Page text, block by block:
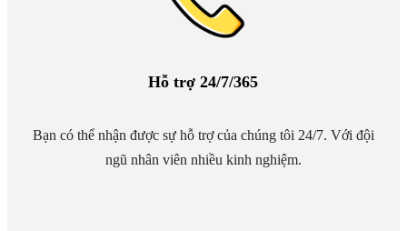
Hỗ trợ 24/7/365
Bạn có thể nhận được sự hỗ trợ của chúng tôi 24/7. Với đội
ngũ nhân viên nhiều kinh nghiệm.